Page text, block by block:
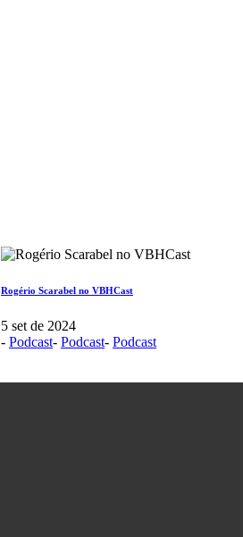
Rogério Scarabel no VBHCast
5 set de 2024
- Podcast- Podcast- Podcast